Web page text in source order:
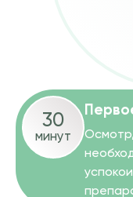
30
минут